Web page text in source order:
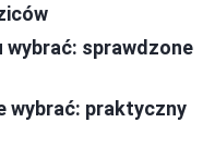
wybrać: sprawdzone
wybrać: praktyczny